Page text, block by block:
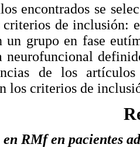
encontrados se
criterios de inclusión:
un grupo en fase
neurofuncional
de los
los criterios de
en RMf en pacientes